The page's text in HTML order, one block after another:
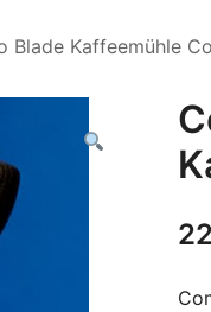
Blade Kaffeemühle